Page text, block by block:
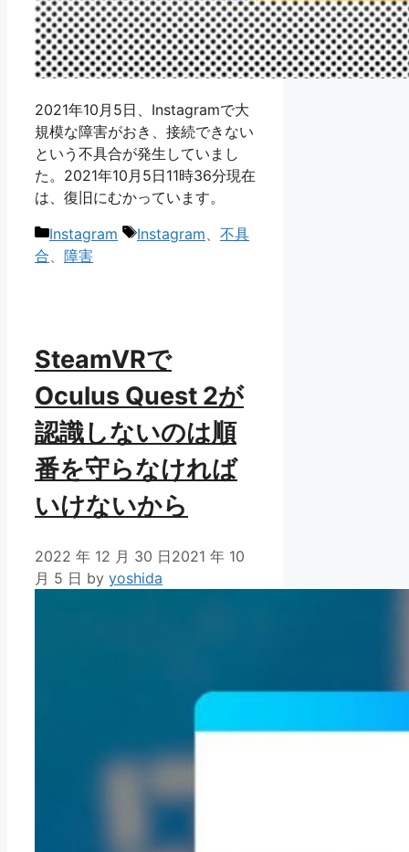
2021年10月5日、Instagramで大
規模な障害がおき、接続できない
という不具合が発生していまし
た。2021年10月5日11時36分現在
は、復旧にむかっています。
カ
Instagram
タ
Instagram、 不具
合、 障害
SteamVRで
Oculus Quest 2が
認識しないのは順
番を守らなければ
いけないから
2022 年 12 月 30 日2021 年 10
月 5 日 by yoshida